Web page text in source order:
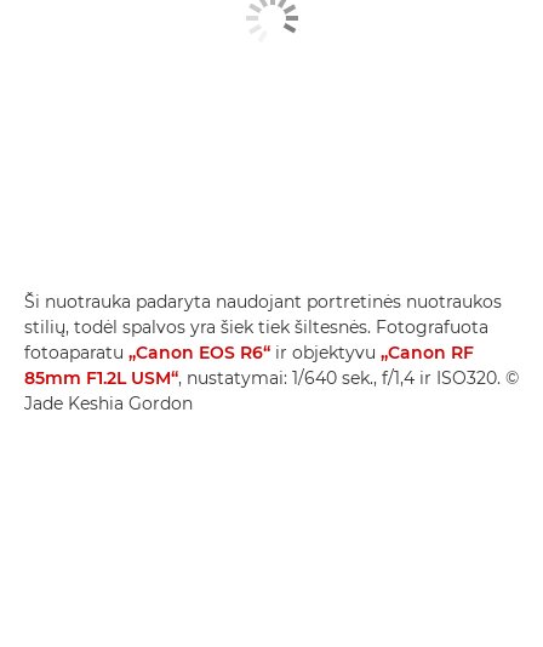
Ši nuotrauka padaryta naudojant portretinės nuotraukos
stilių, todėl spalvos yra šiek tiek šiltesnės. Fotografuota
fotoaparatu „Canon EOS R6“ ir objektyvu „Canon RF
85mm F1.2L USM“, nustatymai: 1/640 sek., f/1,4 ir ISO320. ©
Jade Keshia Gordon